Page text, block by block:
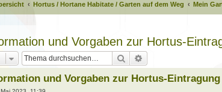
Hortus / Hortane Habitate / Garten auf dem Weg Mein
und Vorgaben zur Hortus-
Suche
und Vorgaben zur Hortus-Eintragung